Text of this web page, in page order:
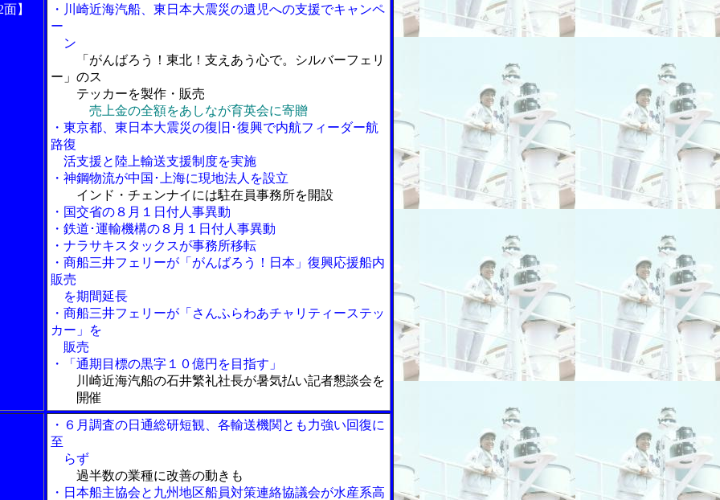
】
・川崎近海汽船、東日本大震災の遺児への支援でキャンペ
ー
ン
「がんばろう！東北！支えあう心で。シルバーフェリ
ー」のス
テッカーを製作・販売
売上金の全額をあしなが育英会に寄贈
・東京都、東日本大震災の復旧･復興で内航フィーダー航
路復
活支援と陸上輸送支援制度を実施
・神鋼物流が中国･上海に現地法人を設立
インド・チェンナイには駐在員事務所を開設
・国交省の８月１日付人事異動
・鉄道･運輸機構の８月１日付人事異動
・ナラサキスタックスが事務所移転
・商船三井フェリーが「がんばろう！日本」復興応援船内
販売
を期間延長
・商船三井フェリーが「さんふらわあチャリティーステッ
カー」を
販売
・「通期目標の黒字１０億円を目指す」
川崎近海汽船の石井繁礼社長が暑気払い記者懇談会を
開催
・６月調査の日通総研短観、各輸送機関とも力強い回復に
至
らず
過半数の業種に改善の動きも
・日本船主協会と九州地区船員対策連絡協議会が水産系高